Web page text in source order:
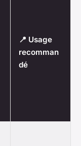
📍 Usage
recomman
dé